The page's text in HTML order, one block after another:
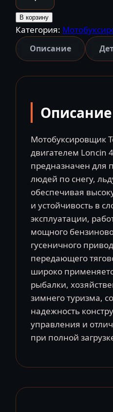
товара
Мотобуксировщик
Тофалар
500
тягач-
с
420F
Тофалар
Россия
В корзину
Категория:
Описание
Описание
Мотобуксировщик
двигателем Loncin
предназначен для
людей по снегу,
обеспечивая
и устойчивость в
эксплуатации,
мощного
гусеничного
передающего
широко
рыбалки,
зимнего туризма,
надежность
управления и
при полной